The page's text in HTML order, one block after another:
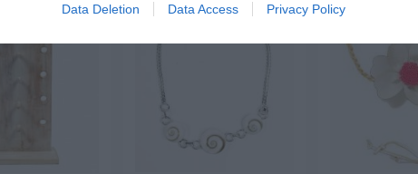
Data Deletion Data Access Privacy Policy